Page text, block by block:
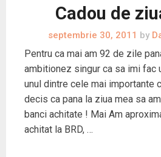
Cadou de
septembrie 30, 2011 by
Pentru ca mai am 92 de zile
ambitionez singur ca sa imi fac
unul dintre cele mai importante
decis ca pana la ziua mea sa
banci achitate ! Mai Am
achitat la BRD, …